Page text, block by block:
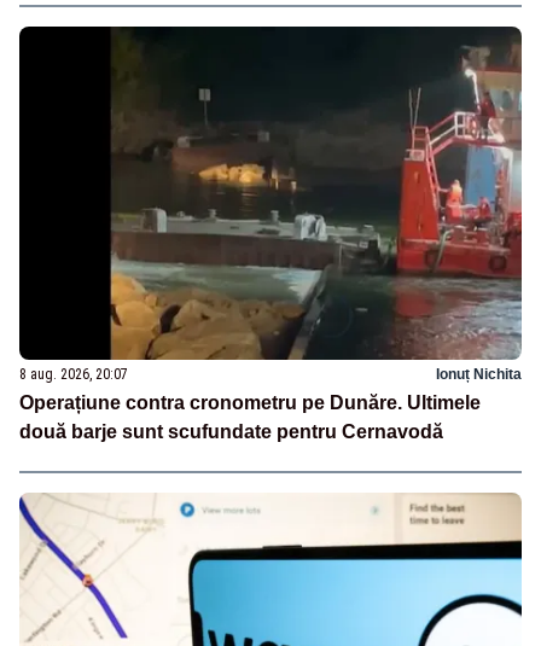
8 aug. 2026, 20:07 Ionuț Nichita
Operațiune contra cronometru pe Dunăre. Ultimele
două barje sunt scufundate pentru Cernavodă